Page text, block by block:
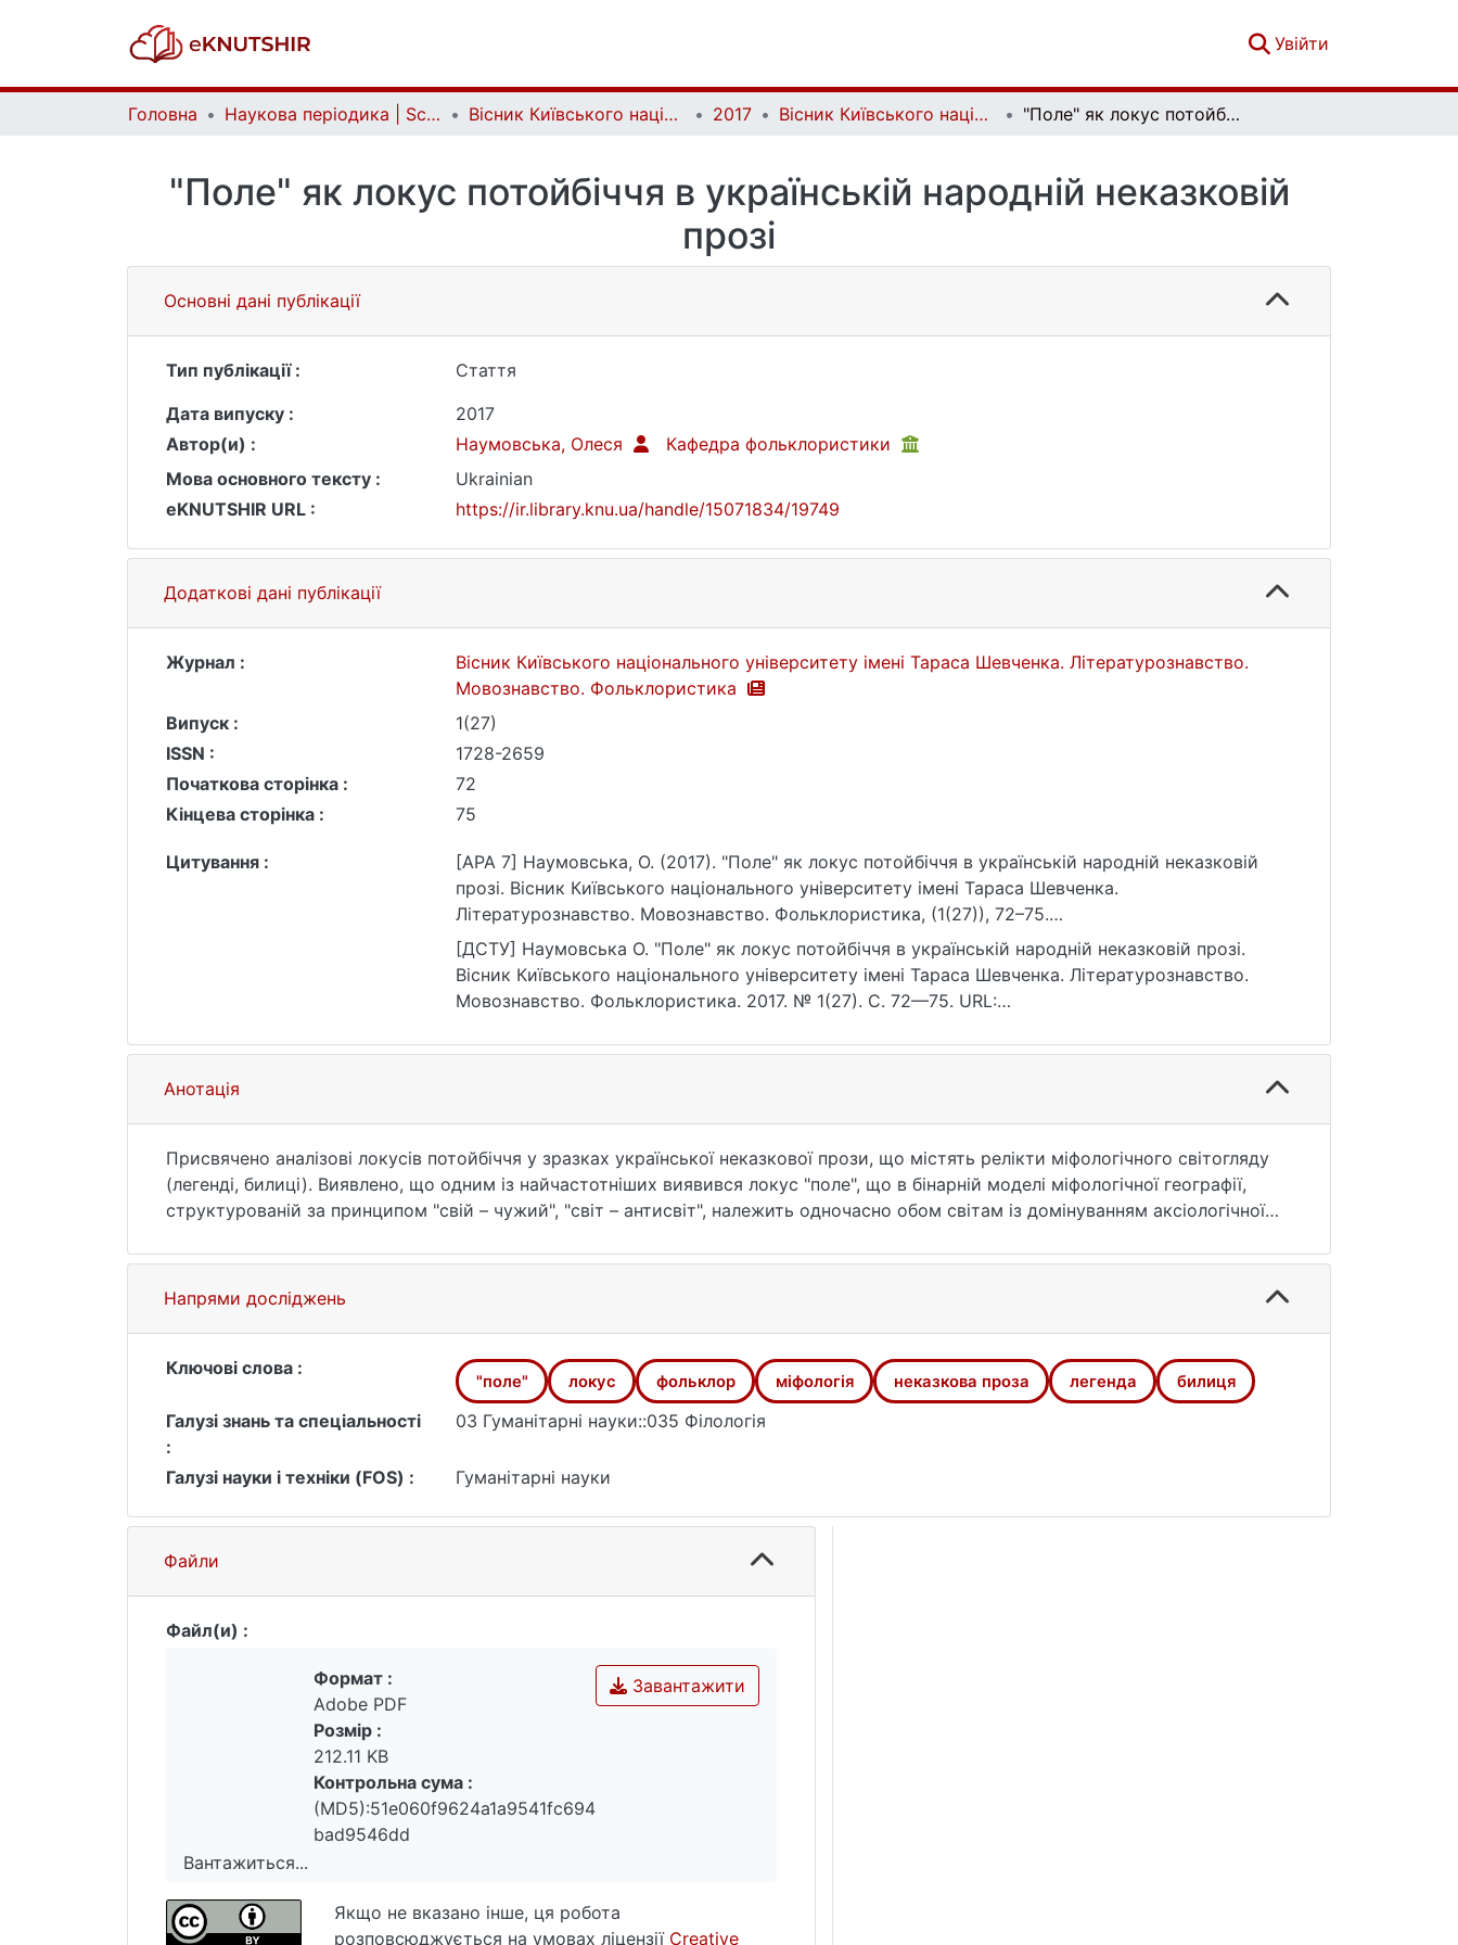
Увійти
Головна Наукова періодика | Scientific periodicals Вісник Київського національного університету імені Тараса Шевченка. Літературознавство. Мовознавство. Фольклористика | Bulletin of Taras Shevchenko National University of Kyiv. Literary Studies. Linguistics. Folklore Studies 2017 Вісник Київського національного університету імені Тараса Шевченка. Літературознавство. Мовознавство. Фольклористика. Вип. 1(27) "Поле" як локус потойбіччя в українській народній неказковій прозі
"Поле" як локус потойбіччя в українській народній неказковій
прозі
Основні дані публікації
Тип публікації :
Стаття
Дата випуску :
2017
Автор(и) :
Наумовська, Олеся
Кафедра фольклористики
Мова основного тексту :
Ukrainian
eKNUTSHIR URL :
https://ir.library.knu.ua/handle/15071834/19749
Додаткові дані публікації
Журнал :
Вісник Київського національного університету імені Тараса Шевченка. Літературознавство.
Мовознавство. Фольклористика
Випуск :
1(27)
ISSN :
1728-2659
Початкова сторінка :
72
Кінцева сторінка :
75
Цитування :
[APA 7] Наумовська, О. (2017). "Поле" як локус потойбіччя в українській народній неказковій
прозі. Вісник Київського національного університету імені Тараса Шевченка.
Літературознавство. Мовознавство. Фольклористика, (1(27)), 72–75.
https://ir.library.knu.ua/handle/15071834/19749
[ДСТУ] Наумовська О. "Поле" як локус потойбіччя в українській народній неказковій прозі.
Вісник Київського національного університету імені Тараса Шевченка. Літературознавство.
Мовознавство. Фольклористика. 2017. № 1(27). С. 72—75. URL:
Анотація
Присвячено аналізові локусів потойбіччя у зразках української неказкової прози, що містять релікти міфологічного світогляду
(легенді, билиці). Виявлено, що одним із найчастотніших виявився локус "поле", що в бінарній моделі міфологічної географії,
структурованій за принципом "свій – чужий", "світ – антисвіт", належить одночасно обом світам із домінуванням аксіологічної
вертикальної моделі простору у міфологічній легенді й билиці, у межах одного сюжету яких фігурують лише "середина_низ" чи
"середина_верх" вертикального світоподілу, на відміну від тричленної моделі міфу чи чарівної казки.
Напрями досліджень
Ключові слова :
"поле" локус фольклор міфологія неказкова проза легенда билиця
Галузі знань та спеціальності
:
03 Гуманітарні науки::035 Філологія
Галузі науки і техніки (FOS) : Гуманітарні науки
Файли
Файл(и) :
Вантажиться...
Вантажиться...
Завантажити
Формат :
Adobe PDF
Розмір :
212.11 KB
Контрольна сума :
(MD5):51e060f9624a1a9541fc694
bad9546dd
Якщо не вказано інше, ця робота
розповсюджується на умовах ліцензії Creative